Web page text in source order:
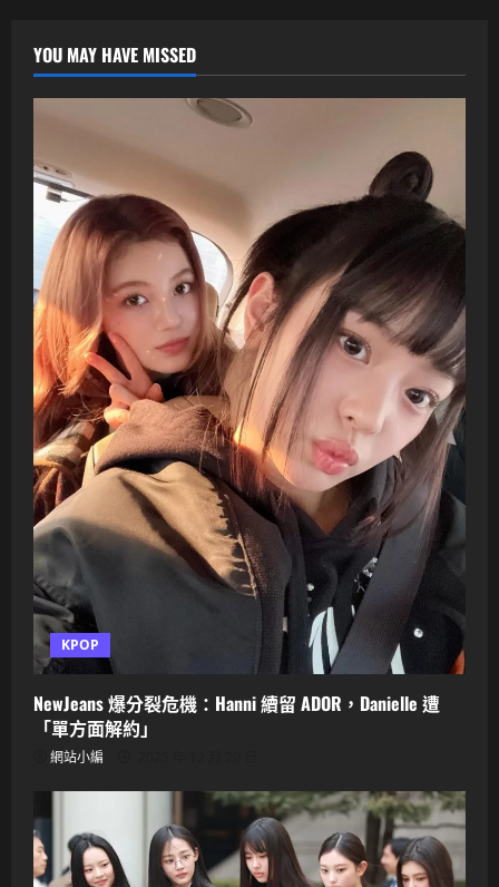
YOU MAY HAVE MISSED
KPOP
NewJeans 爆分裂危機：Hanni 續留 ADOR，Danielle 遭
「單方面解約」
網站小編